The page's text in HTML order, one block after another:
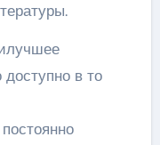
в то